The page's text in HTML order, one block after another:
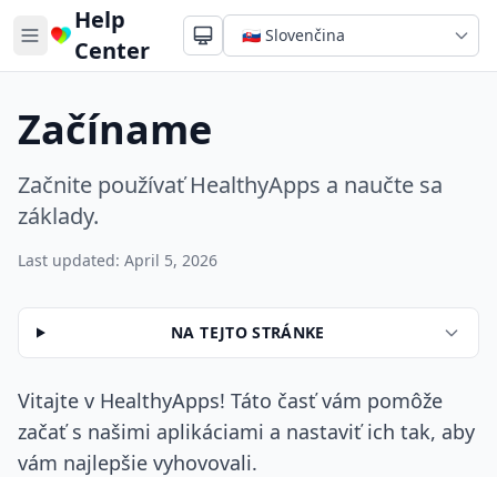
Help
Center
Začíname
Začnite používať HealthyApps a naučte sa
základy.
Last updated: April 5, 2026
NA TEJTO STRÁNKE
Vitajte v HealthyApps! Táto časť vám pomôže
začať s našimi aplikáciami a nastaviť ich tak, aby
vám najlepšie vyhovovali.